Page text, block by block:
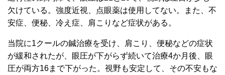
欠けている。強度近視、点眼薬は使用してない。また、不
安症、便秘、冷え症、肩こりなど症状がある。
当院に1クールの鍼治療を受け、肩こり、便秘などの症状
が緩和されたが、眼圧が下がらず続いて治療4か月後、眼
圧が両方16まで下がった。視野も安定して、その不安もな